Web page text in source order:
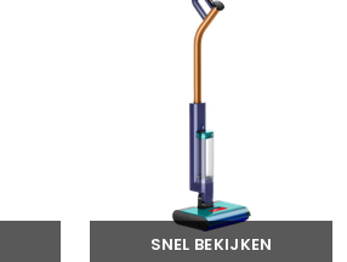
SNEL BEKIJKEN